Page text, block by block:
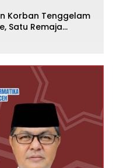
Korban Tenggelam
Satu Remaja
Satu Masih Hilang